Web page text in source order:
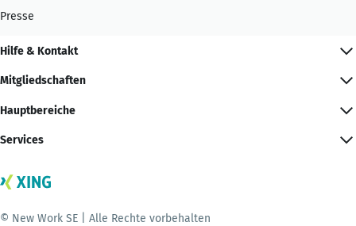
Presse
Hilfe & Kontakt
Mitgliedschaften
Hauptbereiche
Services
© New Work SE | Alle Rechte vorbehalten